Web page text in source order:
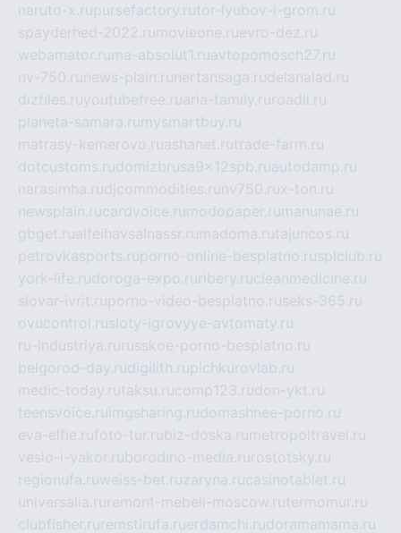
naruto-x.rupursefactory.rutor-lyubov-i-grom.ru
spayderhed-2022.ru movieone.ruevro-dez.ru
webamator.ru ma-absolut1.ruavtopomosch27.ru
nv-750.ru news-plain.ru nertansaga.rudelanalad.ru
dizfiles.ruyoutubefree.ruaria-family.ru roadli.ru
planeta-samara.ru mysmartbuy.ru
matrasy-kemerovo.ruashanet.rutrade-farm.ru
dotcustoms.rudomizbrusa9x12spb.ruautodamp.ru
narasimha.rudjcommodities.ru nv750.rux-ton.ru
newsplain.rucardvoice.ru modopaper.ru manunae.ru
gbget.rualfeihavsalnassr.ru madoma.rutajuncos.ru
petrovkasports.ruporno-online-besplatno.rusplclub.ru
york-life.rudoroga-expo.ru ribery.rucleanmedicine.ru
slovar-ivrit.ruporno-video-besplatno.ruseks-365.ru
ovucontrol.rusloty-igrovyye-avtomaty.ru
ru-industriya.ru russkoe-porno-besplatno.ru
belgorod-day.rudigilith.rupichkurovlab.ru
medic-today.rutaksu.rucomp123.rudon-ykt.ru
teensvoice.ru imgsharing.rudomashnee-porno.ru
eva-elfie.rufoto-tur.rubiz-doska.ru metropoltravel.ru
veslo-i-yakor.ruborodino-media.ru rostotsky.ru
regionufa.ruweiss-bet.ruzaryna.rucasinotablet.ru
universalia.ru remont-mebeli-moscow.rutermomur.ru
clubfisher.ru remstirufa.ruerdamchi.rudoramamama.ru